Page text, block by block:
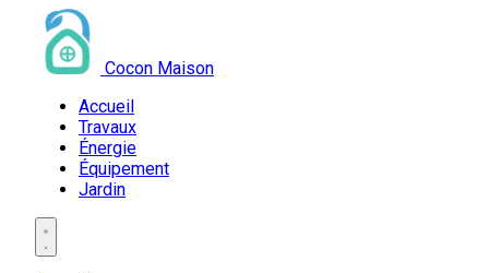
Cocon Maison
Accueil
Travaux
Énergie
Équipement
Jardin